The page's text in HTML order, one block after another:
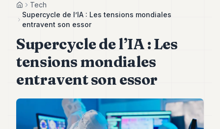
Andy
40
Andy
39
Andy
Andy
HomeTech
Supercycle de l’IA : Les tensions mondiales
entravent son essor
Supercycle de l’IA : Les
tensions mondiales
entravent son essor